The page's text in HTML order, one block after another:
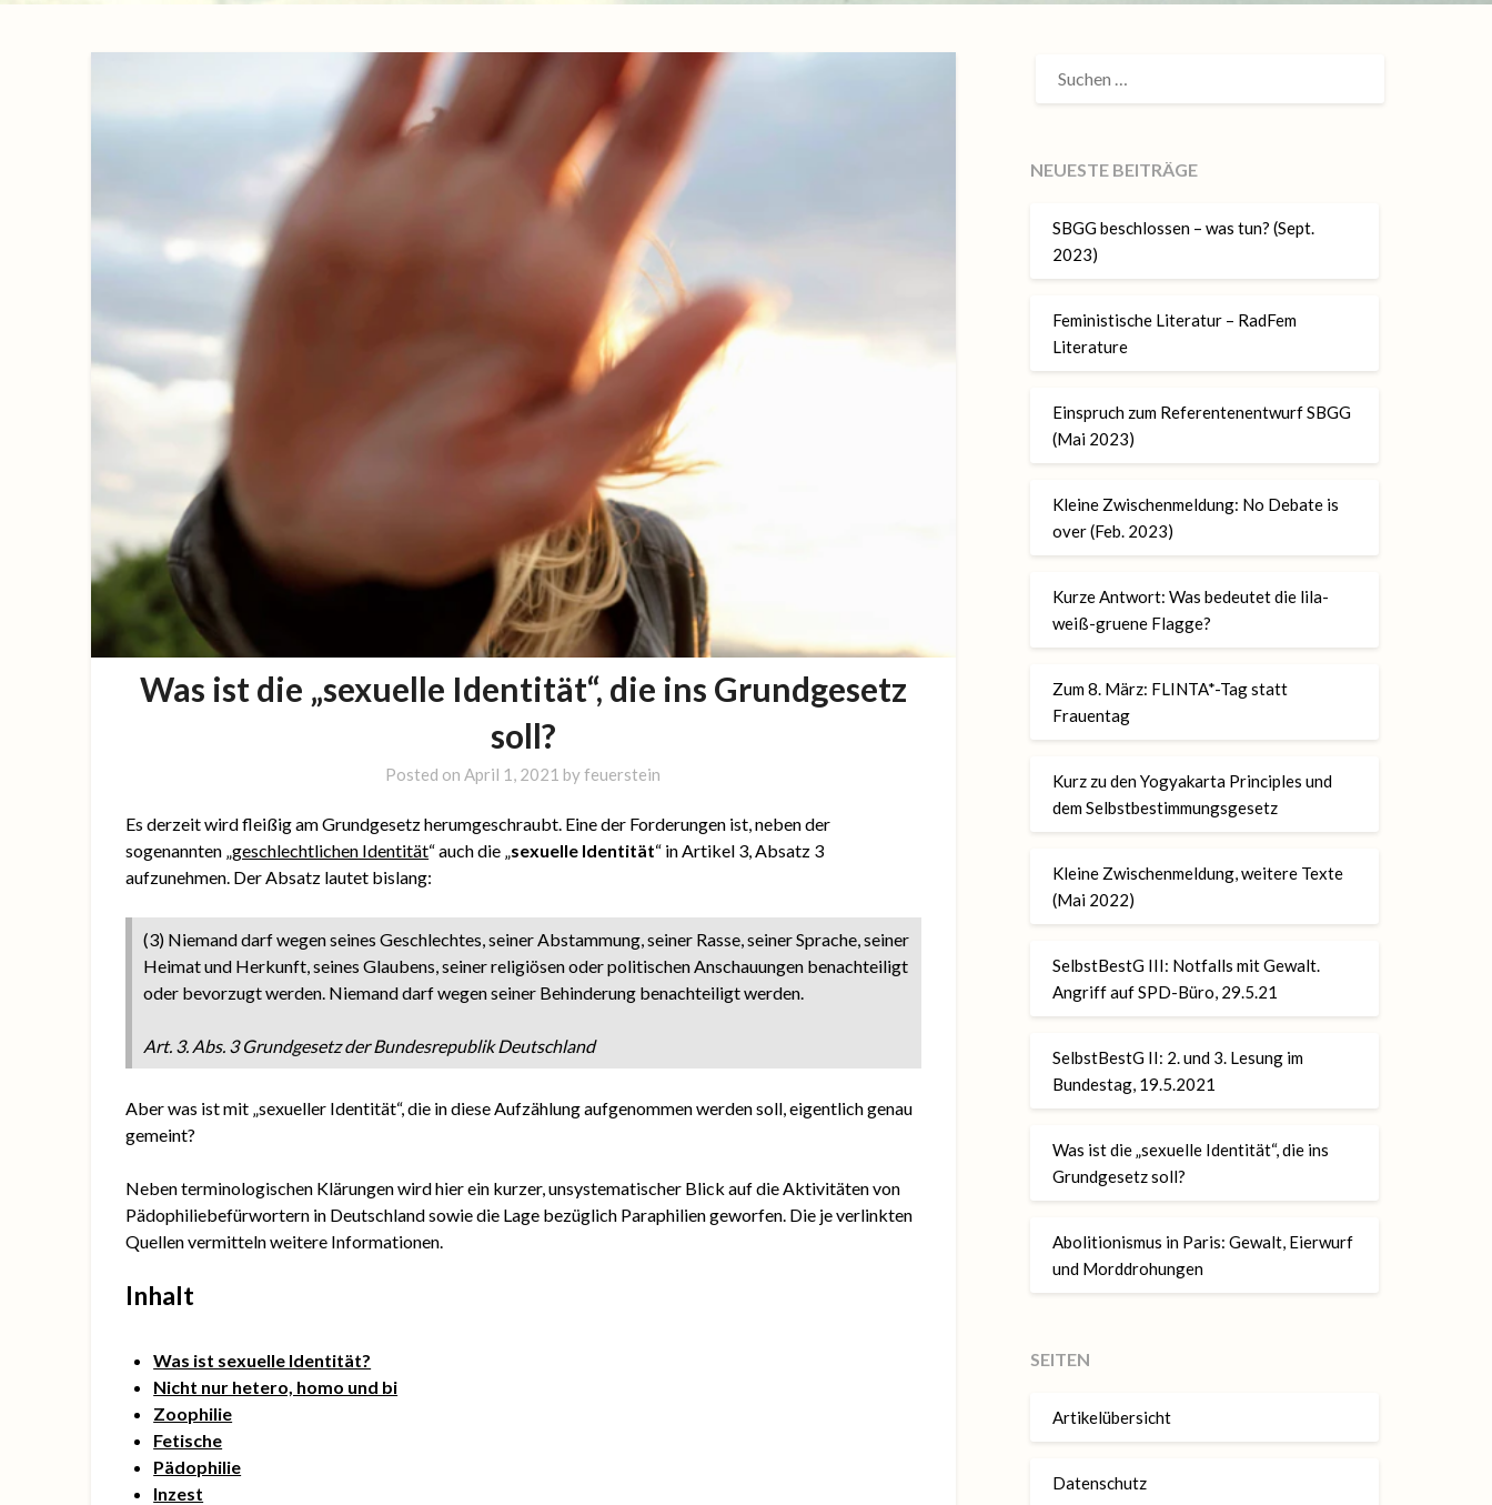
Was ist die „sexuelle Identität“, die ins Grundgesetz
soll?
Posted onApril 1, 2021 byfeuerstein
Es derzeit wird fleißig am Grundgesetz herumgeschraubt. Eine der Forderungen ist, neben der
sogenannten „geschlechtlichen Identität“ auch die „sexuelle Identität“ in Artikel 3, Absatz 3
aufzunehmen. Der Absatz lautet bislang:
(3) Niemand darf wegen seines Geschlechtes, seiner Abstammung, seiner Rasse, seiner Sprache, seiner
Heimat und Herkunft, seines Glaubens, seiner religiösen oder politischen Anschauungen benachteiligt
oder bevorzugt werden. Niemand darf wegen seiner Behinderung benachteiligt werden.
Art. 3. Abs. 3 Grundgesetz der Bundesrepublik Deutschland
Aber was ist mit „sexueller Identität“, die in diese Aufzählung aufgenommen werden soll, eigentlich genau
gemeint?
Neben terminologischen Klärungen wird hier ein kurzer, unsystematischer Blick auf die Aktivitäten von
Pädophiliebefürwortern in Deutschland sowie die Lage bezüglich Paraphilien geworfen. Die je verlinkten
Quellen vermitteln weitere Informationen.
Inhalt
Was ist sexuelle Identität?
Nicht nur hetero, homo und bi
Zoophilie
Fetische
Pädophilie
Inzest
NACH:
NEUESTE BEITRÄGE
SBGG beschlossen – was tun? (Sept.
2023)
Feministische Literatur – RadFem
Literature
Einspruch zum Referentenentwurf SBGG
(Mai 2023)
Kleine Zwischenmeldung: No Debate is
over (Feb. 2023)
Kurze Antwort: Was bedeutet die lila-
weiß-gruene Flagge?
Zum 8. März: FLINTA*-Tag statt
Frauentag
Kurz zu den Yogyakarta Principles und
dem Selbstbestimmungsgesetz
Kleine Zwischenmeldung, weitere Texte
(Mai 2022)
SelbstBestG III: Notfalls mit Gewalt.
Angriff auf SPD-Büro, 29.5.21
SelbstBestG II: 2. und 3. Lesung im
Bundestag, 19.5.2021
Was ist die „sexuelle Identität“, die ins
Grundgesetz soll?
Abolitionismus in Paris: Gewalt, Eierwurf
und Morddrohungen
SEITEN
Artikelübersicht
Datenschutz